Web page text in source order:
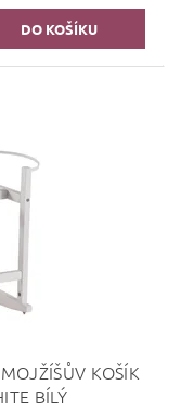
KOŠÍK
BÍLÝ